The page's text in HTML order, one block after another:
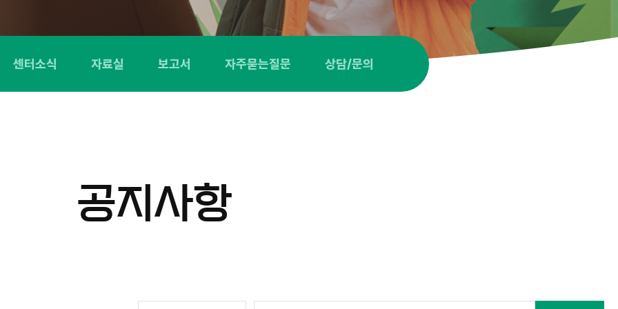
센터소식 자료실 보고서 자주묻는질문 상담/문의
공지사항